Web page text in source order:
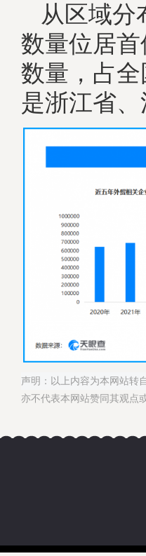
从区域分
数量位居
数量，占
是浙江省
声明：以上内容为本网站转
亦不代表本网站赞同其观点